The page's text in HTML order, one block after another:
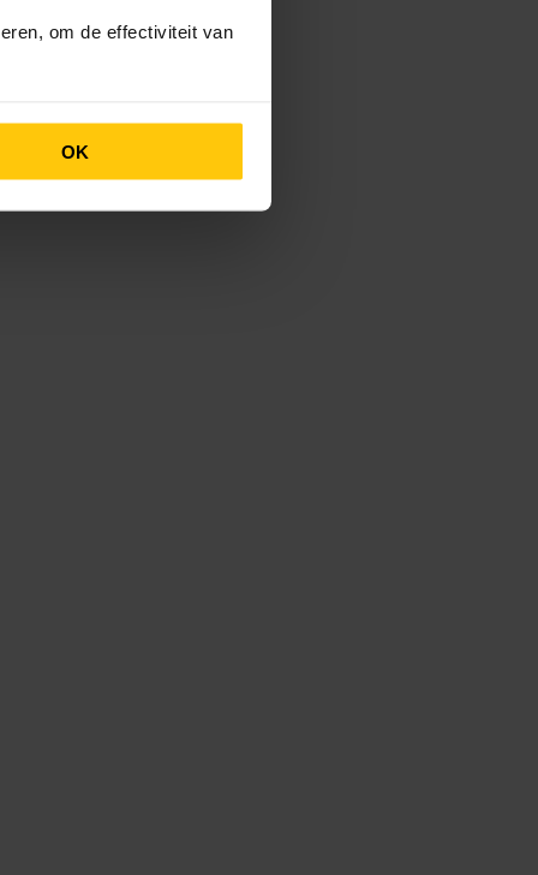
om de effectiviteit van
OK